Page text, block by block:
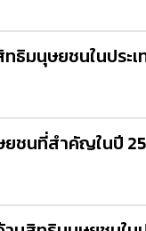
ธิมนุษยชนในประ
ชนที่สำคัญในปี